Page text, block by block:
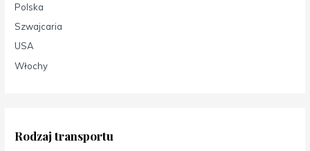
Polska
Szwajcaria
USA
Włochy
Rodzaj transportu